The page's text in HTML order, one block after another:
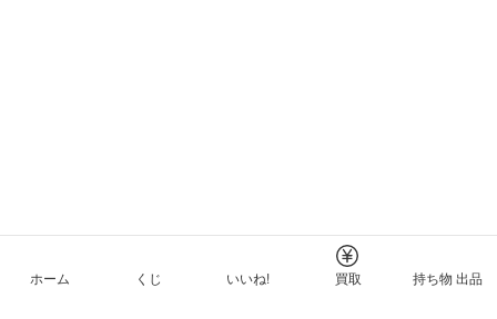
ホーム くじ いいね! 買取 持ち物 出品